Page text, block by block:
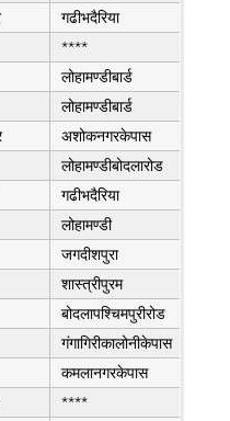
गढीभदैरिया
****
लोहामण्डीबार्ड
लोहामण्डीबार्ड
अशोकनगरकेपास
लोहामण्डीबोदलारोड
गढीभदैरिया
लोहामण्डी
जगदीशपुरा
शास्त्रीपुरम
बोदलापश्चिमपुरीरोड
गंगागिरीकालोनीकेपास
कमलानगरकेपास
****